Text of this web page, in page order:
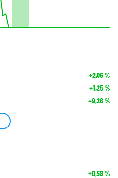
+2,06%
+1,25%
+9,26%
+0,58%